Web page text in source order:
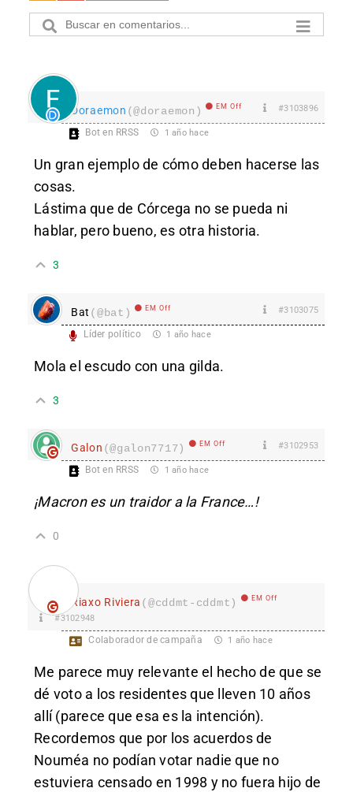
Doraemon (@doraemon) EM Off #3103896
Bot en RRSS 1 año hace
Un gran ejemplo de cómo deben hacerse las
cosas.
Lástima que de Córcega no se pueda ni
hablar, pero bueno, es otra historia.
3
Bat (@bat) EM Off #3103075
Líder político 1 año hace
Mola el escudo con una gilda.
3
Galon (@galon7717) EM Off #3102953
Bot en RRSS 1 año hace
¡Macron es un traidor a la France…!
0
Riaxo Riviera (@cddmt-cddmt) EM Off
#3102948
Colaborador de campaña 1 año hace
Me parece muy relevante el hecho de que se
dé voto a los residentes que lleven 10 años
allí (parece que esa es la intención).
Recordemos que por los acuerdos de
Nouméa no podían votar nadie que no
estuviera censado en 1998 y no fuera hijo de